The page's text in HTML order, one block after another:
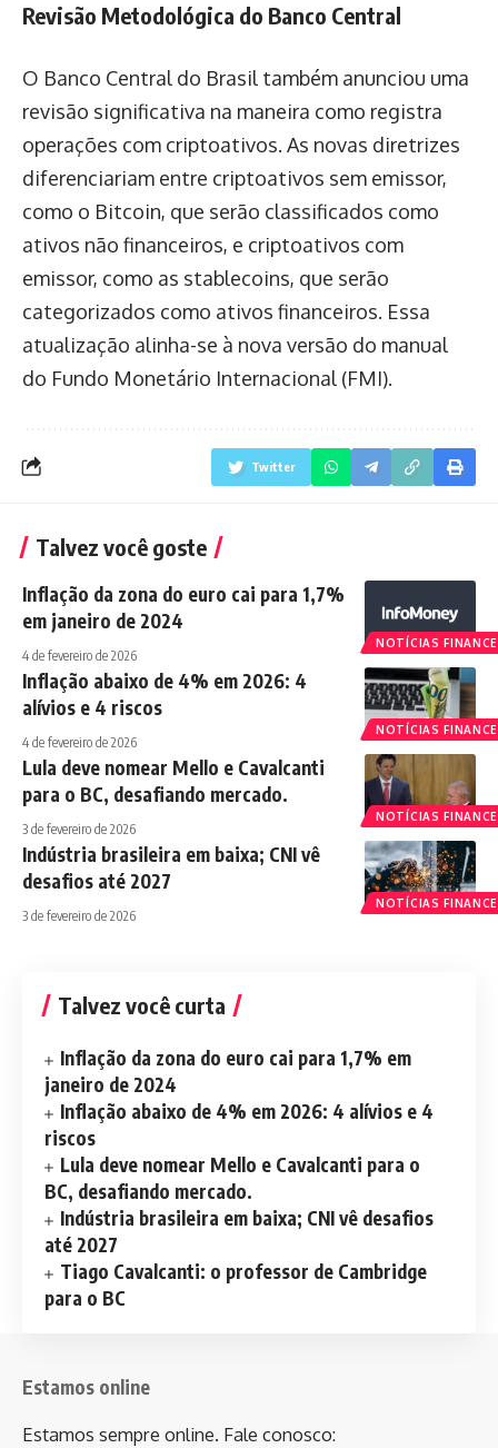
Revisão Metodológica do Banco Central
O Banco Central do Brasil também anunciou uma
revisão significativa na maneira como registra
operações com criptoativos. As novas diretrizes
diferenciariam entre criptoativos sem emissor,
como o Bitcoin, que serão classificados como
ativos não financeiros, e criptoativos com
emissor, como as stablecoins, que serão
categorizados como ativos financeiros. Essa
atualização alinha-se à nova versão do manual
do Fundo Monetário Internacional (FMI).
Twitter
Talvez você goste
NOTÍCIAS
Inflação da zona do euro cai para 1,7%
em janeiro de 2024
4 de fevereiro de 2026
NOTÍCIAS
Inflação abaixo de 4% em 2026: 4
alívios e 4 riscos
4 de fevereiro de 2026
NOTÍCIAS
Lula deve nomear Mello e Cavalcanti
para o BC, desafiando mercado.
3 de fevereiro de 2026
NOTÍCIAS
Indústria brasileira em baixa; CNI vê
desafios até 2027
3 de fevereiro de 2026
Talvez você curta
Inflação da zona do euro cai para 1,7% em
janeiro de 2024
Inflação abaixo de 4% em 2026: 4 alívios e 4
riscos
Lula deve nomear Mello e Cavalcanti para o
BC, desafiando mercado.
Indústria brasileira em baixa; CNI vê desafios
até 2027
Tiago Cavalcanti: o professor de Cambridge
para o BC
Estamos online
Estamos sempre online. Fale conosco: